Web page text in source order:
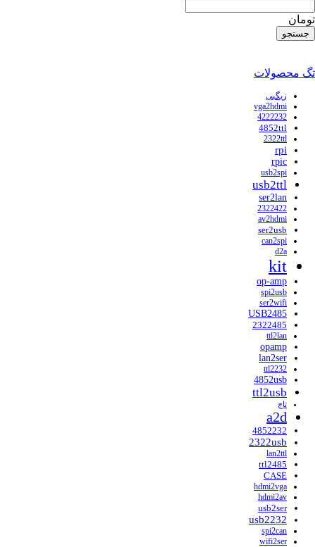
تومان
تگ محصولات
زیگبی
vga2hdmi
4222232
4852ttl
2322ttl
rpi
rpic
usb2spi
usb2ttl
ser2lan
2322422
av2hdmi
ser2usb
can2spi
d2a
kit
op-amp
spi2usb
ser2wifi
USB2485
2322485
ttl2lan
opamp
lan2ser
ttl2232
4852usb
ttl2usb
تاچ
a2d
4852232
2322usb
lan2ttl
ttl2485
CASE
hdmi2vga
hdmi2av
usb2ser
usb2232
spi2can
wifi2ser